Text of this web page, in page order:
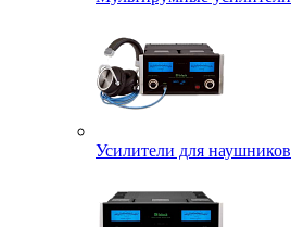
Усилители для наушников